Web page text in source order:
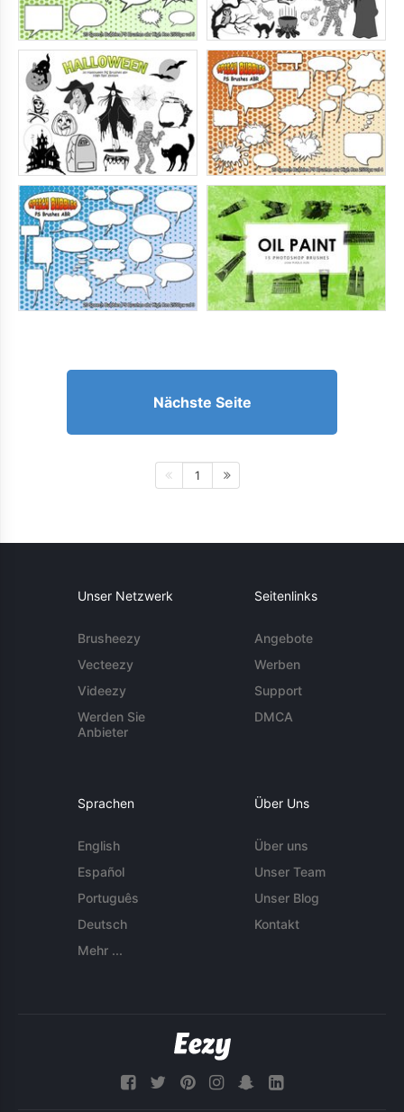
Nächste Seite
1
Unser Netzwerk
Brusheezy
Vecteezy
Videezy
Werden Sie
Anbieter
Seitenlinks
Angebote
Werben
Support
DMCA
Sprachen
English
Español
Português
Deutsch
Mehr ...
Über Uns
Über uns
Unser Team
Unser Blog
Kontakt